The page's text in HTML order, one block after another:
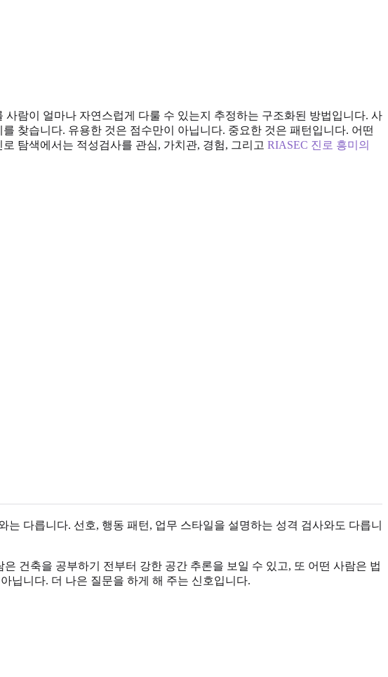
람이 얼마나 자연스럽게 다룰 수 있는지 추정하는 구조화된 방법입니다. 사
찾습니다. 유용한 것은 점수만이 아닙니다. 중요한 것은 패턴입니다. 어떤
탐색에서는 적성검사를 관심, 가치관, 경험, 그리고 RIASEC 진로 흥미의
다릅니다. 선호, 행동 패턴, 업무 스타일을 설명하는 성격 검사와도 다릅니
건축을 공부하기 전부터 강한 공간 추론을 보일 수 있고, 또 어떤 사람은 법
닙니다. 더 나은 질문을 하게 해 주는 신호입니다.